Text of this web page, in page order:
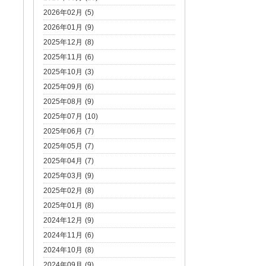
2026年02月 (5)
2026年01月 (9)
2025年12月 (8)
2025年11月 (6)
2025年10月 (3)
2025年09月 (6)
2025年08月 (9)
2025年07月 (10)
2025年06月 (7)
2025年05月 (7)
2025年04月 (7)
2025年03月 (9)
2025年02月 (8)
2025年01月 (8)
2024年12月 (9)
2024年11月 (6)
2024年10月 (8)